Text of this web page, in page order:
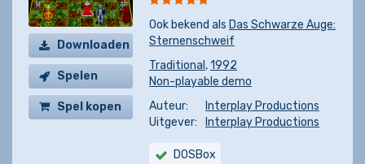
Downloaden
Spelen
Spel kopen
Ook bekend als Das Schwarze Auge:
Sternenschweif
Traditional ,1992
Non-playable demo
Auteur:
Interplay Productions
Uitgever:
Interplay Productions
DOSBox